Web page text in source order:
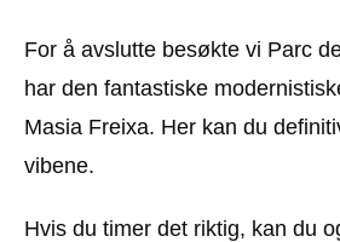
For å avslutte besøkte vi Parc
har den fantastiske
Masia Freixa. Her kan du
vibene.
Hvis du timer det riktig, kan du